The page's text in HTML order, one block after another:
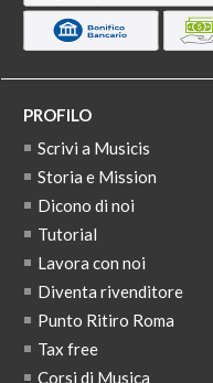
PROFILO
Scrivi a Musicis
Storia e Mission
Dicono di noi
Tutorial
Lavora con noi
Diventa rivenditore
Punto Ritiro Roma
Tax free
Corsi di Musica